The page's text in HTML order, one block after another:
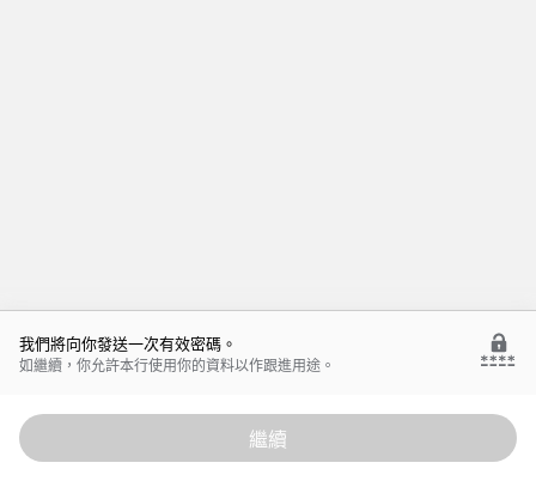
我們將向你發送一次有效密碼。
如繼續，你允許本行使用你的資料以作跟進用途。
繼續